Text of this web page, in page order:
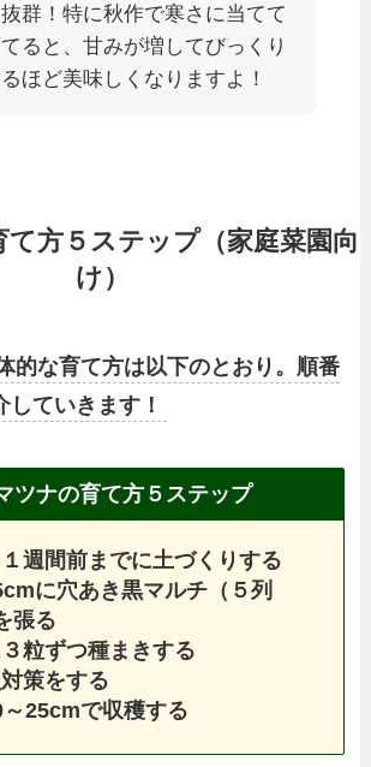
抜群！特に秋作で寒さに当てて
ると、甘みが増してびっくり
ほど美味しくなりますよ！
て方５ステップ（家庭菜園向
け）
的な育て方は以下のとおり。順番
ていきます！
ツナの育て方５ステップ
週間前までに土づくりする
に穴あき黒マルチ（５列
張る
粒ずつ種まきする
策をする
25cmで収穫する